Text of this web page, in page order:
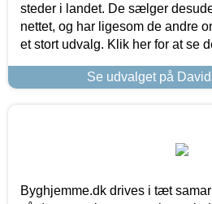
steder i landet. De sælger
nettet, og har ligesom de andre
et stort udvalg. Klik her for at se
Se udvalget på
Byghjemme.dk drives i tæt